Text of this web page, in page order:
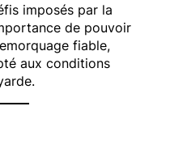
imposés par la
de pouvoir
fiable,
aux conditions